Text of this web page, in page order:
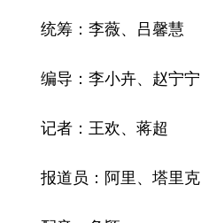
统筹：李薇、吕馨慧
编导：李小卉、赵宁宁
记者：王欢、蒋超
报道员：阿里、塔里克